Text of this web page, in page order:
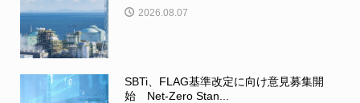
2026.08.07
SBTi、FLAG基準改定に向け意見募集開
始 Net-Zero Stan...